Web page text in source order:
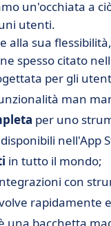
un'occhiata a
utenti.
alla sua
spesso citato
per gli
man
per uno
nell'App
in tutto il mondo;
con
rapidamente